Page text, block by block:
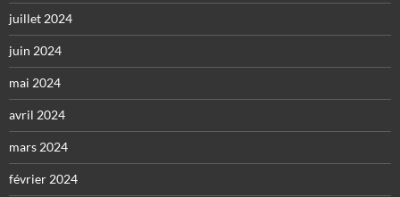
juillet 2024
juin 2024
mai 2024
avril 2024
mars 2024
février 2024